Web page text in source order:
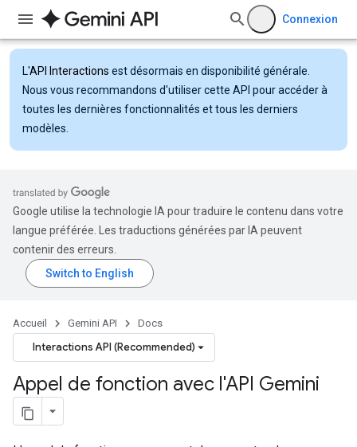
Connexion
L'API Interactions est désormais en disponibilité générale.
Nous vous recommandons d'utiliser cette API pour accéder à
toutes les dernières fonctionnalités et tous les derniers
modèles.
Google utilise la technologie IA pour traduire le contenu dans votre
langue préférée. Les traductions générées par IA peuvent
contenir des erreurs.
Accueil Gemini API Docs
Interactions API (Recommended)
Appel de fonction avec l'API Gemini